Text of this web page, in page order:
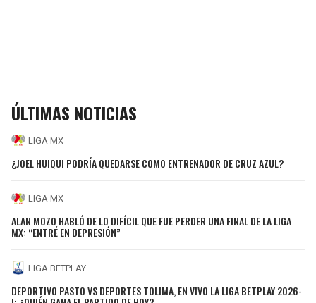
ÚLTIMAS NOTICIAS
LIGA MX
¿JOEL HUIQUI PODRÍA QUEDARSE COMO ENTRENADOR DE CRUZ AZUL?
LIGA MX
ALAN MOZO HABLÓ DE LO DIFÍCIL QUE FUE PERDER UNA FINAL DE LA LIGA
MX: “ENTRÉ EN DEPRESIÓN”
LIGA BETPLAY
DEPORTIVO PASTO VS DEPORTES TOLIMA, EN VIVO LA LIGA BETPLAY 2026-